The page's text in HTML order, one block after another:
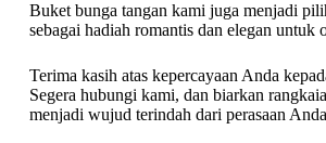
Buket bunga tangan kami juga menjadi
sebagai hadiah romantis dan elegan untuk
Terima kasih atas kepercayaan Anda
Segera hubungi kami, dan biarkan
menjadi wujud terindah dari perasaan